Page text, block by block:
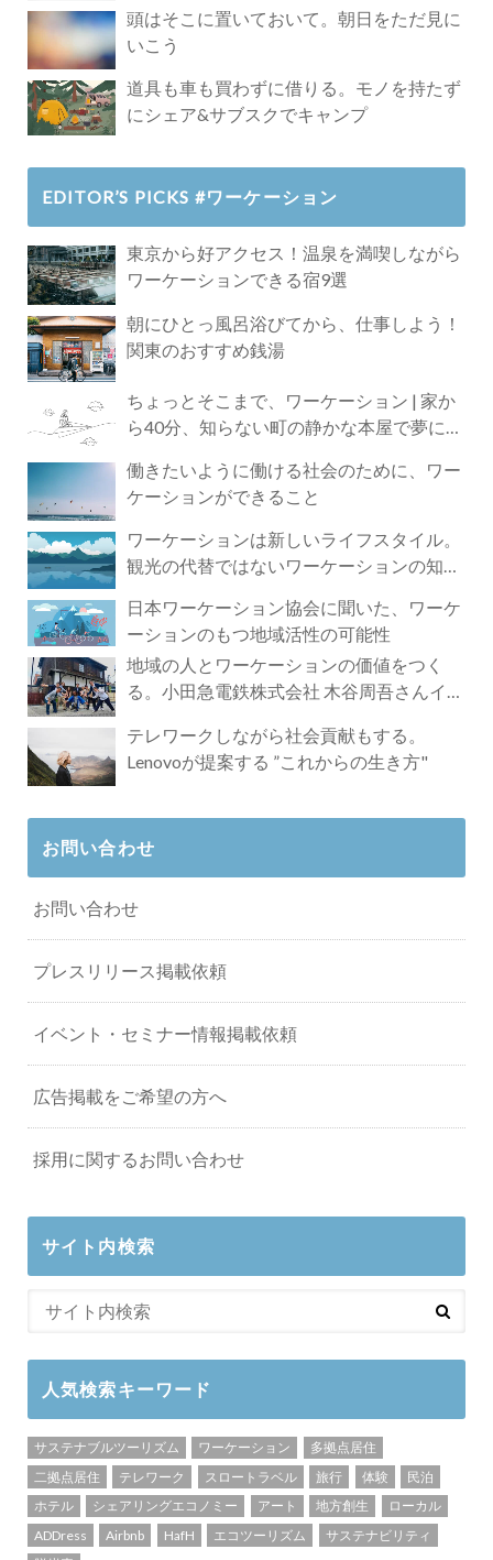
頭はそこに置いておいて。朝日をただ見に
いこう
道具も車も買わずに借りる。モノを持たず
にシェア&サブスクでキャンプ
EDITOR’S PICKS #ワーケーション
東京から好アクセス！温泉を満喫しながら
ワーケーションできる宿9選
朝にひとっ風呂浴びてから、仕事しよう！
関東のおすすめ銭湯
ちょっとそこまで、ワーケーション | 家か
ら40分、知らない町の静かな本屋で夢に近
働きたいように働ける社会のために、ワー
ケーションができること
ワーケーションは新しいライフスタイル。
観光の代替ではないワーケーションの知ら
日本ワーケーション協会に聞いた、ワーケ
ーションのもつ地域活性の可能性
地域の人とワーケーションの価値をつく
る。小田急電鉄株式会社 木谷周吾さんイン
テレワークしながら社会貢献もする。
Lenovoが提案する ”これからの生き方"
お問い合わせ
お問い合わせ
プレスリリース掲載依頼
イベント・セミナー情報掲載依頼
広告掲載をご希望の方へ
採用に関するお問い合わせ
サイト内検索
人気検索キーワード
サステナブルツーリズム ワーケーション
多拠点居住
二拠点居住
テレワーク スロートラベル 旅行 体験
民泊
ホテル
シェアリングエコノミー アート 地方創生
ローカル
ADDress
Airbnb HafH エコツーリズム
サステナビリティ